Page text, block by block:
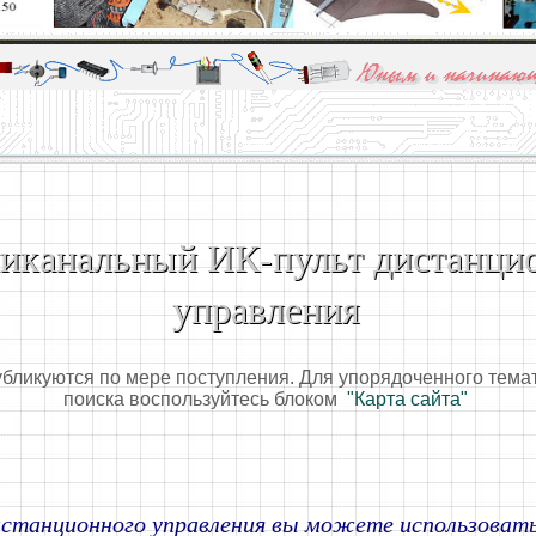
для юных и начинающих радиолюбителей - Popular science
и опыт профессионалов - Basics of electricity,
ИК-пульт
управления
по мере поступления. Для упорядоченного
поиска воспользуйтесь блоком "Карта сайта"
управления вы можете